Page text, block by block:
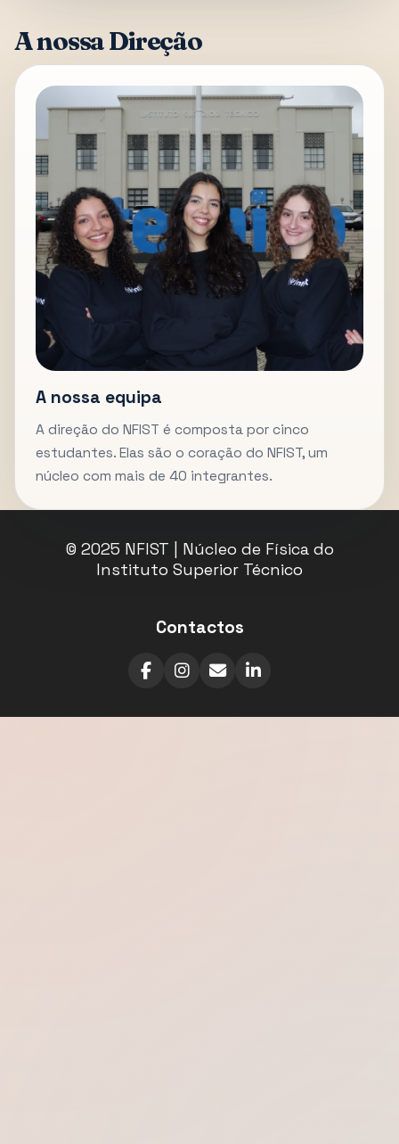
A nossa Direção
A nossa equipa
A direção do NFIST é composta por cinco
estudantes. Elas são o coração do NFIST, um
núcleo com mais de 40 integrantes.
© 2025 NFIST | Núcleo de Física do
Instituto Superior Técnico
Contactos